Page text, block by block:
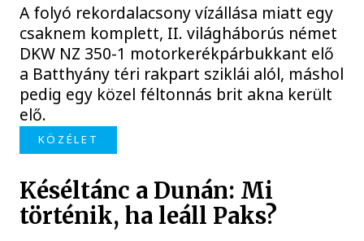
A folyó rekordalacsony vízállása miatt egy
csaknem komplett, II. világháborús német
DKW NZ 350-1 motorkerékpárbukkant elő
a Batthyány téri rakpart sziklái alól, máshol
pedig egy közel féltonnás brit akna került
elő.
KÖZÉLET
Késéltánc a Dunán: Mi
történik, ha leáll Paks?